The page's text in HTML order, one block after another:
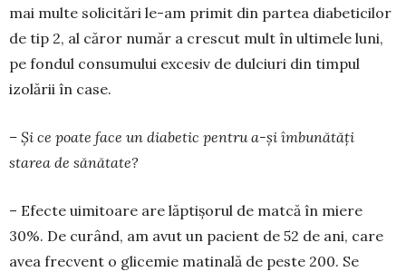
mai multe solicitări le-am primit din partea diabeticilor
de tip 2, al căror număr a crescut mult în ultimele luni,
pe fondul consumului excesiv de dulciuri din timpul
izolării în case.
– Și ce poate face un diabetic pentru a-și îmbunătăți
starea de sănătate?
– Efecte uimitoare are lăptișorul de matcă în miere
30%. De curând, am avut un pacient de 52 de ani, care
avea frecvent o glicemie matinală de pes­te 200. Se